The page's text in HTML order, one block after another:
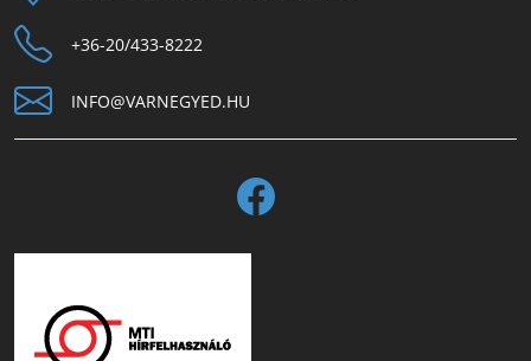
+36-20/433-8222
INFO@VARNEGYED.HU